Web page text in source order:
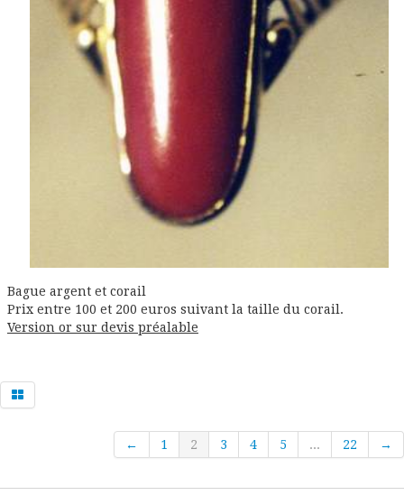
Bague argent et corail
Prix entre 100 et 200 euros suivant la taille du corail.
Version or sur devis préalable
← 1 2 3 4 5 ... 22 →